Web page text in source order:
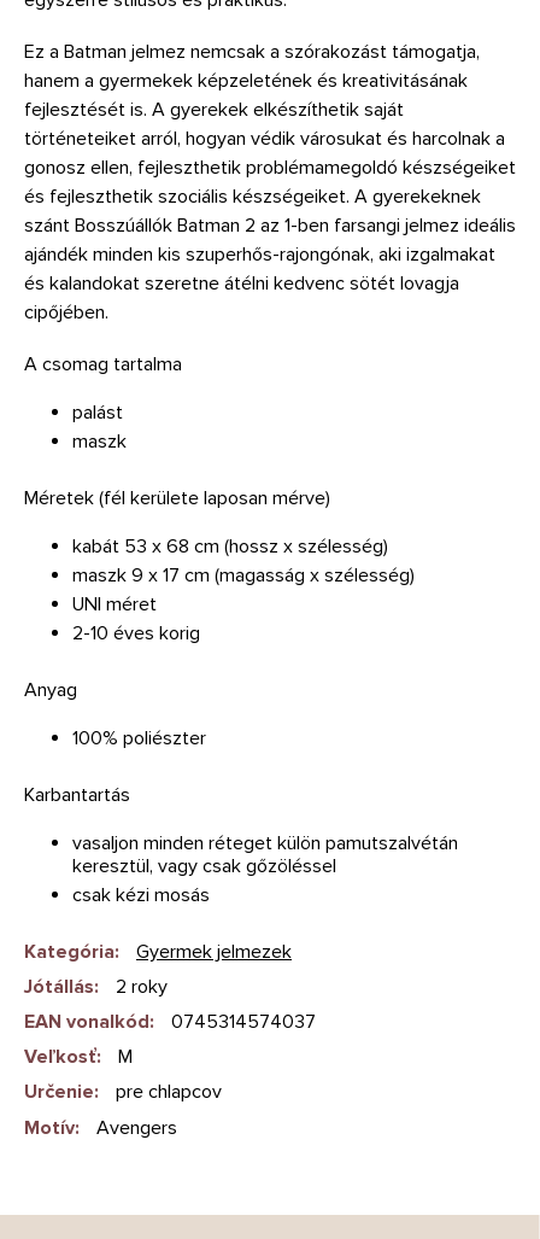
Ez a Batman jelmez nemcsak a szórakozást támogatja,
hanem a gyermekek képzeletének és kreativitásának
fejlesztését is. A gyerekek elkészíthetik saját
történeteiket arról, hogyan védik városukat és harcolnak a
gonosz ellen, fejleszthetik problémamegoldó készségeiket
és fejleszthetik szociális készségeiket. A gyerekeknek
szánt Bosszúállók Batman 2 az 1-ben farsangi jelmez ideális
ajándék minden kis szuperhős-rajongónak, aki izgalmakat
és kalandokat szeretne átélni kedvenc sötét lovagja
cipőjében.
A csomag tartalma
palást
maszk
Méretek (fél kerülete laposan mérve)
kabát 53 x 68 cm (hossz x szélesség)
maszk 9 x 17 cm (magasság x szélesség)
UNI méret
2-10 éves korig
Anyag
100% poliészter
Karbantartás
vasaljon minden réteget külön pamutszalvétán
keresztül, vagy csak gőzöléssel
csak kézi mosás
Kategória:
Gyermek jelmezek
Jótállás:
2 roky
EAN vonalkód:
0745314574037
Veľkosť:
M
Určenie:
pre chlapcov
Motív: Avengers